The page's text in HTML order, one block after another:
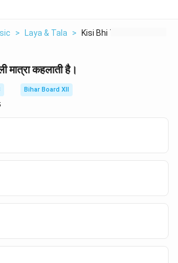
> Laya & Tala > Kisi Bhi Taal Ki Peh...
मात्रा कहलाती है।
Bihar Board XII